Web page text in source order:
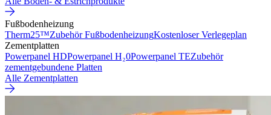
Fußbodenheizung
Therm25™Zubehör FußbodenheizungKostenloser Verlegeplan
Zementplatten
Powerpanel HDPowerpanel H₂0Powerpanel TEZubehör
zementgebundene Platten
Alle Zementplatten